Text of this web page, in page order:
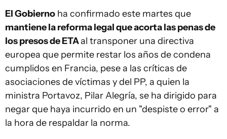
El Gobierno ha confirmado este martes que
mantiene la reforma legal que acorta las penas de
los presos de ETAal transponer una directiva
europea que permite restar los años de condena
cumplidos en Francia, pese a las críticas de
asociaciones de víctimas y del PP, a quien la
ministra Portavoz, Pilar Alegría, se ha dirigido para
negar que haya incurrido en un "despiste o error" a
la hora de respaldar la norma.